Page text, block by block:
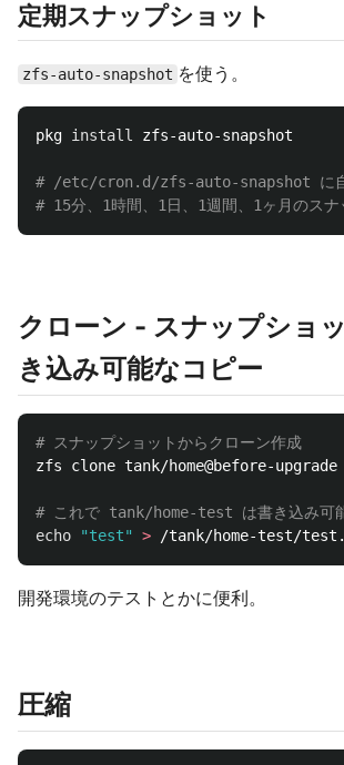
定期スナップショット
zfs-auto-snapshot を使う。
pkg install zfs-auto-snapshot
# /etc/cron.d/zfs-auto-snapshot に自
# 15分、1時間、1日、1週間、1ヶ月のス
クローン - スナップショ
き込み可能なコピー
# スナップショットからクローン作成
zfs clone tank/home@before-upgrade
# これで tank/home-test は書き込み可
echo
"test" >
開発環境のテストとかに便利。
圧縮